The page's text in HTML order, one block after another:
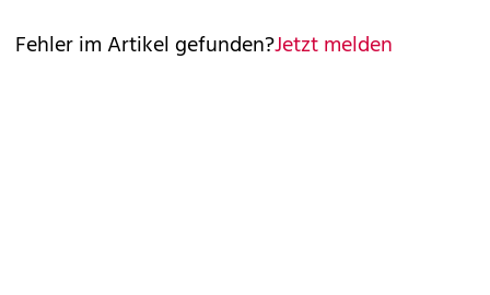
Fehler im Artikel gefunden?Jetzt melden